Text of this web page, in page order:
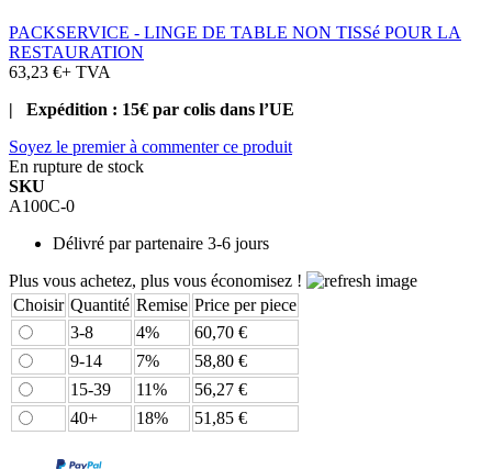
PACKSERVICE - LINGE DE TABLE NON TISSé POUR LA
RESTAURATION
63,23 €+ TVA
| Expédition : 15€ par colis dans l’UE
Soyez le premier à commenter ce produit
En rupture de stock
SKU
A100C-0
Délivré par partenaire 3-6 jours
Plus vous achetez, plus vous économisez !
Choisir Quantité Remise Price per piece
3-8
4%
60,70 €
9-14
7%
58,80 €
15-39
11%
56,27 €
40+
18% 51,85 €